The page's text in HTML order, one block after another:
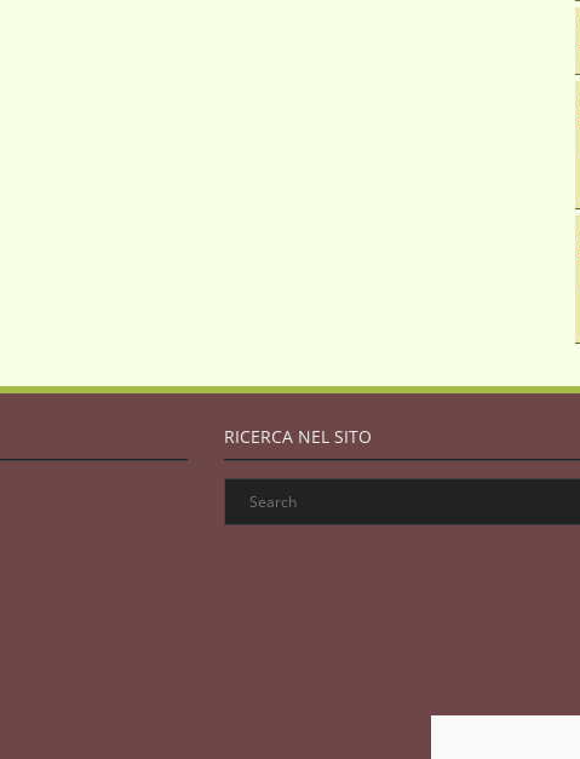
RICERCA NEL SITO